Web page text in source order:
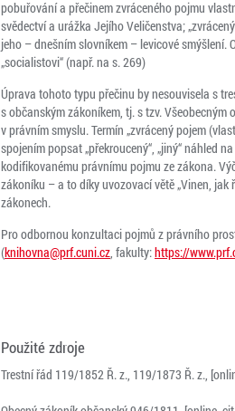
pobuřování a přečinem zvráceného pojmu
svědectví a urážka Jejího Veličenstva;
jeho – dnešním slovníkem – levicové
„socialistovi“ (např. na s. 269)
Úprava tohoto typu přečinu by nesouvisela s
s občanským zákoníkem, tj. s tzv.
v právním smyslu. Termín „zvrácený pojem
spojením popsat „překroucený“, „jiný“ náhled
kodifikovanému právnímu pojmu ze zákona.
zákoníku – a to díky uvozovací větě „Vinen, jak
zákonech.
Pro odbornou konzultaci pojmů z právního
(knihovna@prf.cuni.cz, fakulty:https://
Použité zdroje
Trestní řád 119/1852 Ř. z., 119/1873 Ř. z.,